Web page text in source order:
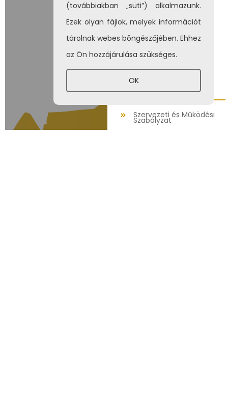
Csütörtök: nincs
ügyfélfogadás
Péntek: 8:00 – 10:00 óráig
Adattár
Szervezeti és Működési
Szabályzat
(továbbiakban „süti”) alkalmazunk.
Ezek olyan fájlok, melyek információt
tárolnak webes böngészőjében. Ehhez
az Ön hozzájárulása szükséges.
OK